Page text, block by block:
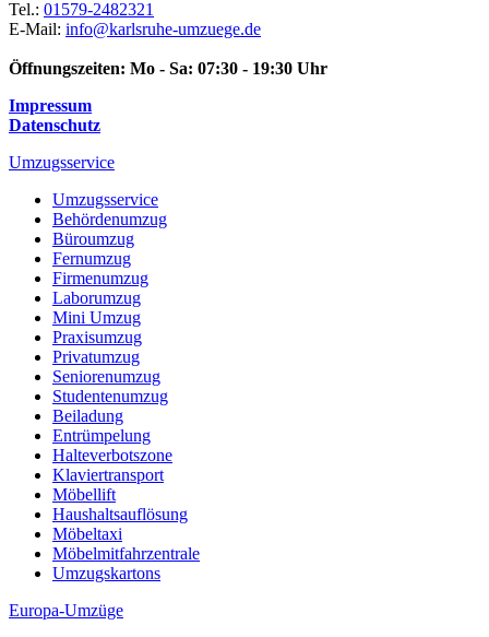
Tel.: 01579-2482321
E-Mail: info@karlsruhe-umzuege.de
Öffnungszeiten: Mo - Sa: 07:30 - 19:30 Uhr
Impressum
Datenschutz
Umzugsservice
Umzugsservice
Behördenumzug
Büroumzug
Fernumzug
Firmenumzug
Laborumzug
Mini Umzug
Praxisumzug
Privatumzug
Seniorenumzug
Studentenumzug
Beiladung
Entrümpelung
Halteverbotszone
Klaviertransport
Möbellift
Haushaltsauflösung
Möbeltaxi
Möbelmitfahrzentrale
Umzugskartons
Europa-Umzüge